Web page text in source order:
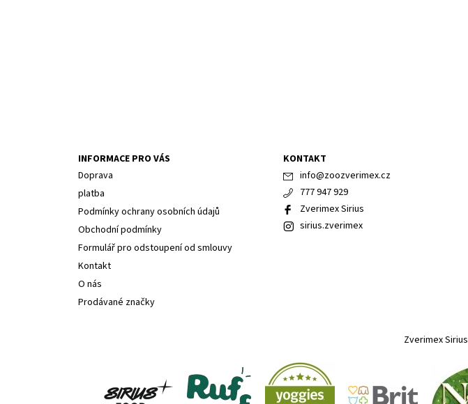
INFORMACE PRO VÁS
Doprava
platba
Podmínky ochrany osobních údajů
Obchodní podmínky
Formulář pro odstoupení od smlouvy
Kontakt
O nás
Prodávané značky
KONTAKT
info@zoozverimex.cz
777 947 929
Zverimex Sirius
sirius.zverimex
Zverimex Sirius